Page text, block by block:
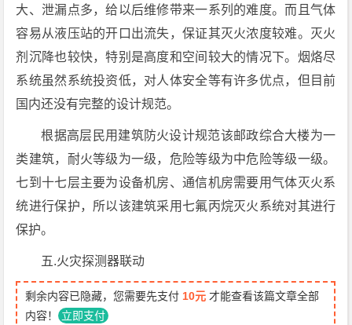
大、泄漏点多，给以后维修带来一系列的难度。而且气体
容易从液压站的开口出流失，保证其灭火浓度较难。灭火
剂沉降也较快，特别是高度和空间较大的情况下。烟烙尽
系统虽然系统投资低，对人体安全等有许多优点，但目前
国内还没有完整的设计规范。
根据高层民用建筑防火设计规范该邮政综合大楼为一
类建筑，耐火等级为一级，危险等级为中危险等级一级。
七到十七层主要为设备机房、通信机房需要用气体灭火系
统进行保护，所以该建筑采用七氟丙烷灭火系统对其进行
保护。
五.火灾探测器联动
剩余内容已隐藏，您需要先支付 10元 才能查看该篇文章全部
内容！ 立即支付